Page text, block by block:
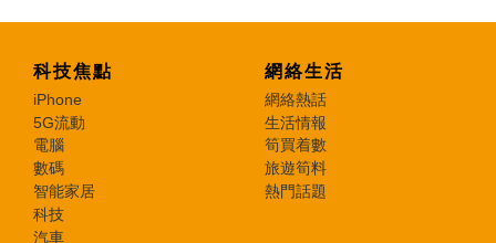
科技焦點
iPhone
5G流動
電腦
數碼
智能家居
科技
汽車
網絡生活
網絡熱話
生活情報
筍買着數
旅遊筍料
熱門話題